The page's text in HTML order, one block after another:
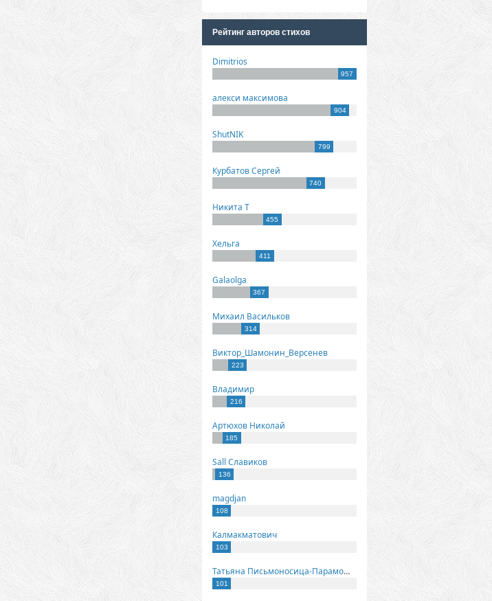
Рейтинг авторов стихов
Dimitrios
957
алекси максимова
904
ShutNIK
799
Курбатов Сергей
740
Никита Т
455
Хельга
411
Galaolga
367
Михаил Васильков
314
Виктор_Шамонин_Версенев
223
Владимир
216
Артюхов Николай
185
Sall Славиков
136
magdjan
108
Калмакматович
103
Татьяна Письмоносица-Парамонова
101